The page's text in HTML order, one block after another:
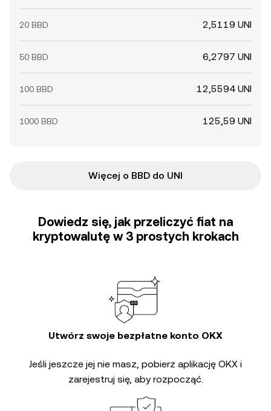
20 BBD 2,5119 UNI
50 BBD 6,2797 UNI
100 BBD 12,5594 UNI
1000 BBD 125,59 UNI
Więcej o BBD do UNI
Dowiedz się, jak przeliczyć fiat na
kryptowalutę w 3 prostych krokach
Utwórz swoje bezpłatne konto OKX
Jeśli jeszcze jej nie masz, pobierz aplikację OKX i
zarejestruj się, aby rozpocząć.